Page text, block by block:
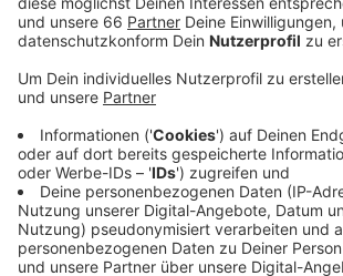
vorsichtig über den Worringer Platz
es von der Stadt. Nicht nur weil die
abgeschaltet sind, es stehen auch
Fahrspuren zur Verfügung.
Veröffentlicht: Samstag, 12.12.2020 06:14
Anzeige